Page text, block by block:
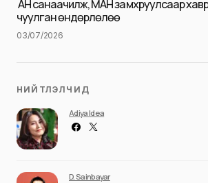
АН санаачилж, МАН замхруулсаар
чуулган өндөрлөлөө
03/07/2026
НИЙТЛЭЛЧИД
Adiya Idea
D. Sainbayar